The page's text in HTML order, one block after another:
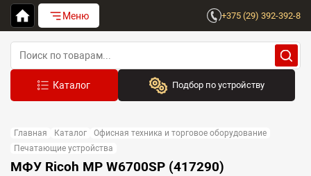
Меню +375 (29) 392-392-8
Подбор по устройству
Выберите бренд
Устройство:
Главная Каталог
Офисная техника и торговое оборудование
Печатающие устройства
МФУ Ricoh MP W6700SP (417290)